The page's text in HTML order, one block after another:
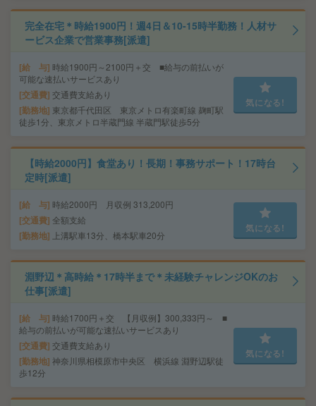
完全在宅＊時給1900円！週4日＆10-15時半勤務！人材サ
ービス企業で営業事務[派遣]
給 与 時給1900円～2100円＋交 ■給与の前払いが
可能な速払いサービスあり
交通費 交通費支給あり
勤務地 東京都千代田区 東京メトロ有楽町線 麹町駅
徒歩1分、東京メトロ半蔵門線 半蔵門駅徒歩5分
気になる!
【時給2000円】食堂あり！長期！事務サポート！17時台
定時[派遣]
給 与 時給2000円 月収例 313,200円
交通費 全額支給
勤務地 上溝駅車13分、橋本駅車20分
気になる!
淵野辺＊高時給＊17時半まで＊未経験チャレンジOKのお
仕事[派遣]
給 与 時給1700円＋交 【月収例】300,333円～ ■
給与の前払いが可能な速払いサービスあり
交通費 交通費支給あり
勤務地 神奈川県相模原市中央区 横浜線 淵野辺駅徒
歩12分
気になる!